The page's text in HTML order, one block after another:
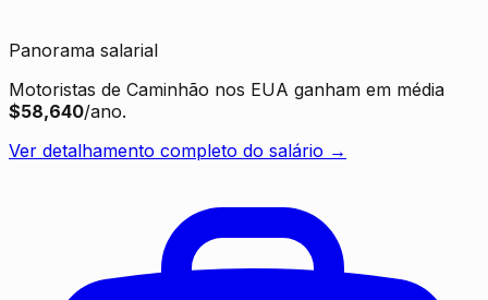
Panorama salarial
Motoristas de Caminhão nos EUA ganham em média
$58,640/ano.
Ver detalhamento completo do salário →